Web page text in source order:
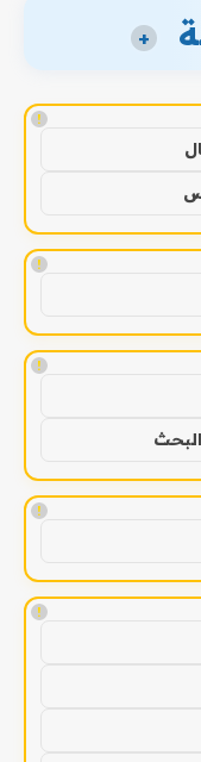
+
!
!
!
!
!